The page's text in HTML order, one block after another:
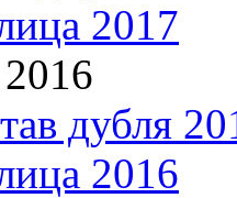
2017
дубля
2016